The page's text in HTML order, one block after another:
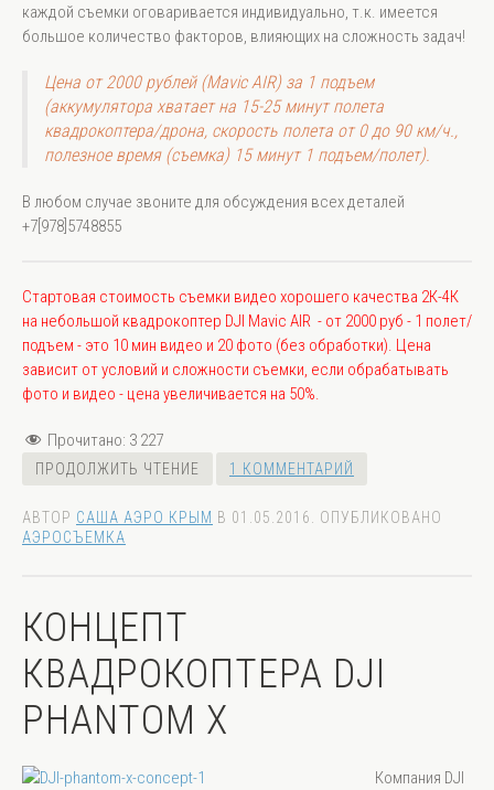
каждой съемки оговаривается индивидуально, т.к. имеется
большое количество факторов, влияющих на сложность задач!
Цена от 2000 рублей (Mavic AIR) за 1 подъем
(аккумулятора хватает на 15-25 минут полета
квадрокоптера/дрона, скорость полета от 0 до 90 км/ч.,
полезное время (съемка) 15 минут 1 подъем/полет).
В любом случае звоните для обсуждения всех деталей
+7[978]5748855
Стартовая стоимость съемки видео хорошего качества 2К-4К
на небольшой квадрокоптер DJI Mavic AIR - от 2000 руб - 1 полет/
подъем - это 10 мин видео и 20 фото (без обработки). Цена
зависит от условий и сложности съемки, если обрабатывать
фото и видео - цена увеличивается на 50%.
Прочитано: 3 227
ПРОДОЛЖИТЬ ЧТЕНИЕ 1 КОММЕНТАРИЙ
АВТОР САША АЭРО КРЫМ В 01.05.2016
. ОПУБЛИКОВАНО
АЭРОСЪЕМКА
КОНЦЕПТ
КВАДРОКОПТЕРА DJI
PHANTOM X
Компания DJI